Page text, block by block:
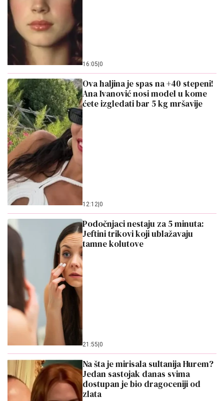
16:05 0
Ova haljina je spas na +40 stepeni!
Ana Ivanović nosi model u kome
ćete izgledati bar 5 kg mršavije
12:12 0
Podočnjaci nestaju za 5 minuta:
Jeftini trikovi koji ublažavaju
tamne kolutove
21:55 0
Na šta je mirisala sultanija Hurem?
Jedan sastojak danas svima
dostupan je bio dragoceniji od
zlata